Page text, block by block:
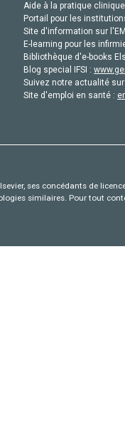
Aide à la pratique
Portail pour les
Site d'information sur
E-learning pour les
Bibliothèque d'e-books
Blog special IFSI :
Suivez notre actualité
Site d'emploi en santé :
ses concédants de
similaires. Pour tout